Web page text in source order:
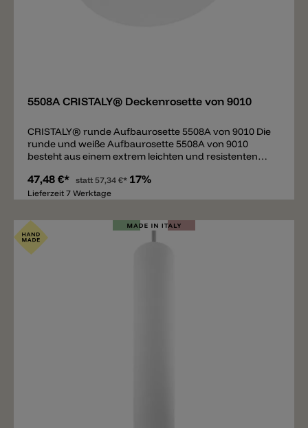
5508A CRISTALY® Deckenrosette von 9010
CRISTALY® runde Aufbaurosette 5508A von 9010 Die
runde und weiße Aufbaurosette 5508A von 9010
besteht aus einem extrem leichten und resistenten
Mischung, hergestellt aus natürlichen Materialien. Die
Rosette hat einen Durchmesser von 13cm und eine
Wandfarbe bemalt werden. Die ideale Deckenrosette
für die Hängeleuchte 5503A und 5503B.
47,48 €* statt57,34 €* 17%
Lieferzeit 7 Werktage